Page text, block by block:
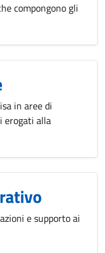
compongono gli
in aree di
erogati alla
e supporto ai